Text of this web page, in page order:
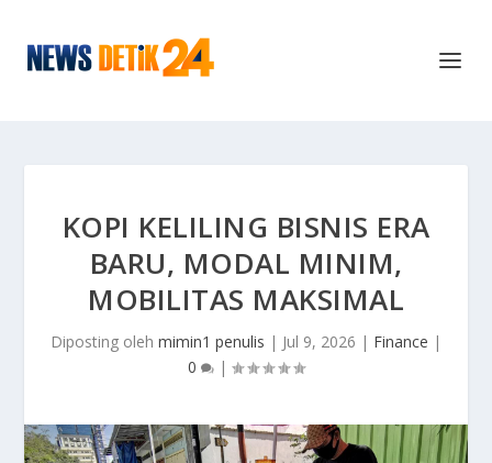
KOPI KELILING BISNIS ERA
BARU, MODAL MINIM,
MOBILITAS MAKSIMAL
Diposting oleh mimin1 penulis | Jul 9, 2026 | Finance |
0
|